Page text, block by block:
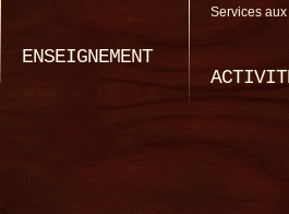
ENSEIGNEMENT
Services